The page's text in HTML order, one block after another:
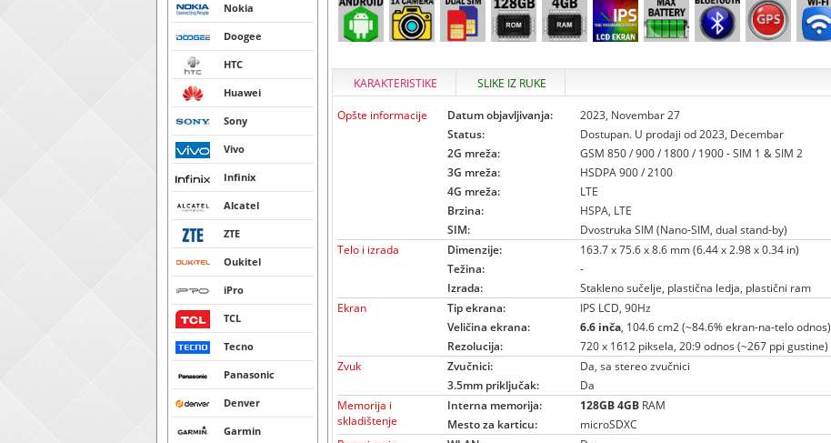
Nokia
Doogee
HTC
Huawei
Sony
Vivo
Infinix
Alcatel
ZTE
Oukitel
iPro
TCL
Tecno
Panasonic
Denver
Garmin
KARAKTERISTIKE SLIKE IZ RUKE
Opšte informacije Datum objavljivanja:
2023, Novembar 27
Status:
Dostupan. U prodaji od 2023, Decembar
2G mreža:
GSM 850 / 900 / 1800 / 1900 - SIM 1 & SIM 2
3G mreža:
HSDPA 900 / 2100
4G mreža:
LTE
Brzina:
HSPA, LTE
SIM:
Dvostruka SIM (Nano-SIM, dual stand-by)
Telo i izrada
Dimenzije:
163.7 x 75.6 x 8.6 mm (6.44 x 2.98 x 0.34 in)
Težina:
-
Izrada:
Stakleno sučelje, plastična ledja, plastični ram
Ekran
Tip ekrana:
IPS LCD, 90Hz
Veličina ekrana:
6.6 inča, 104.6 cm2 (~84.6% ekran-na-telo odnos)
Rezolucija:
720 x 1612 piksela, 20:9 odnos (~267 ppi gustine)
Zvuk
Zvučnici:
Da, sa stereo zvučnici
3.5mm priključak:
Da
Memorija i
skladištenje
Interna memorija: 128GB4GB RAM
Mesto za karticu:
microSDXC